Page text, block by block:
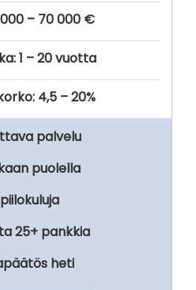
– 70 000 €
1 – 20 vuotta
4,5 – 20%
palvelu
puolella
piilokuluja
25+ pankkia
heti